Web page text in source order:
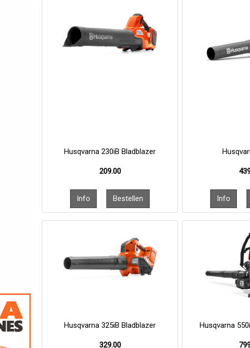
Husqvarna 230iB Bladblazer
209.00
Husqvarna 325iB Bladblazer
329.00
Husqvarna